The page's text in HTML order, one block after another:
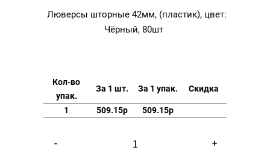
Люверсы шторные 42мм, (пластик), цвет:
Чёрный, 80шт
Кол-во
упак.
За 1 шт. За 1 упак. Скидка
1 509.15р 509.15р
-
товара
+